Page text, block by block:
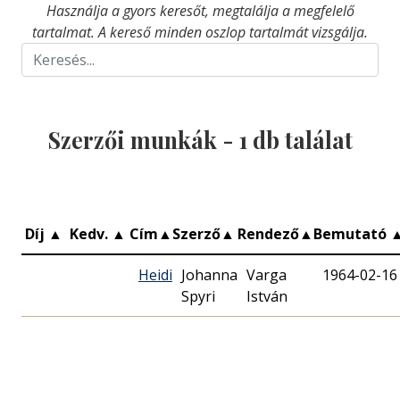
Használja a gyors keresőt, megtalálja a megfelelő
tartalmat. A kereső minden oszlop tartalmát vizsgálja.
Szerzői munkák - 1 db találat
Díj ▲ Kedv. ▲ Cím▲Szerző▲ Rendező▲Bemutató
Heidi Johanna
Spyri
Varga
István
1964-02-16